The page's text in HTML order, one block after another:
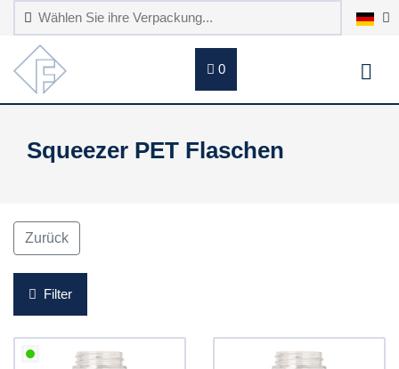
0
Squeezer PET Flaschen
Zurück
Filter